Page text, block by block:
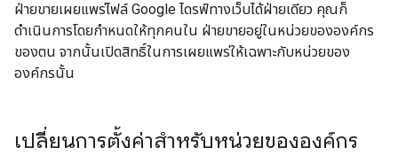
ฝ่ายขายเผยแพร่ไฟล์ Google ไดรฟ์ทางเว็บได้ฝ่ายเดียว คุณก็
ดำเนินการโดยกำหนดให้ทุกคนใน ฝ่ายขายอยู่ในหน่วยขององค์กร
ของตน จากนั้นเปิดสิทธิ์ในการเผยแพร่ให้เฉพาะกับหน่วยของ
องค์กรนั้น
เปลี่ยนการตั้งค่าสำหรับหน่วยขององค์กร